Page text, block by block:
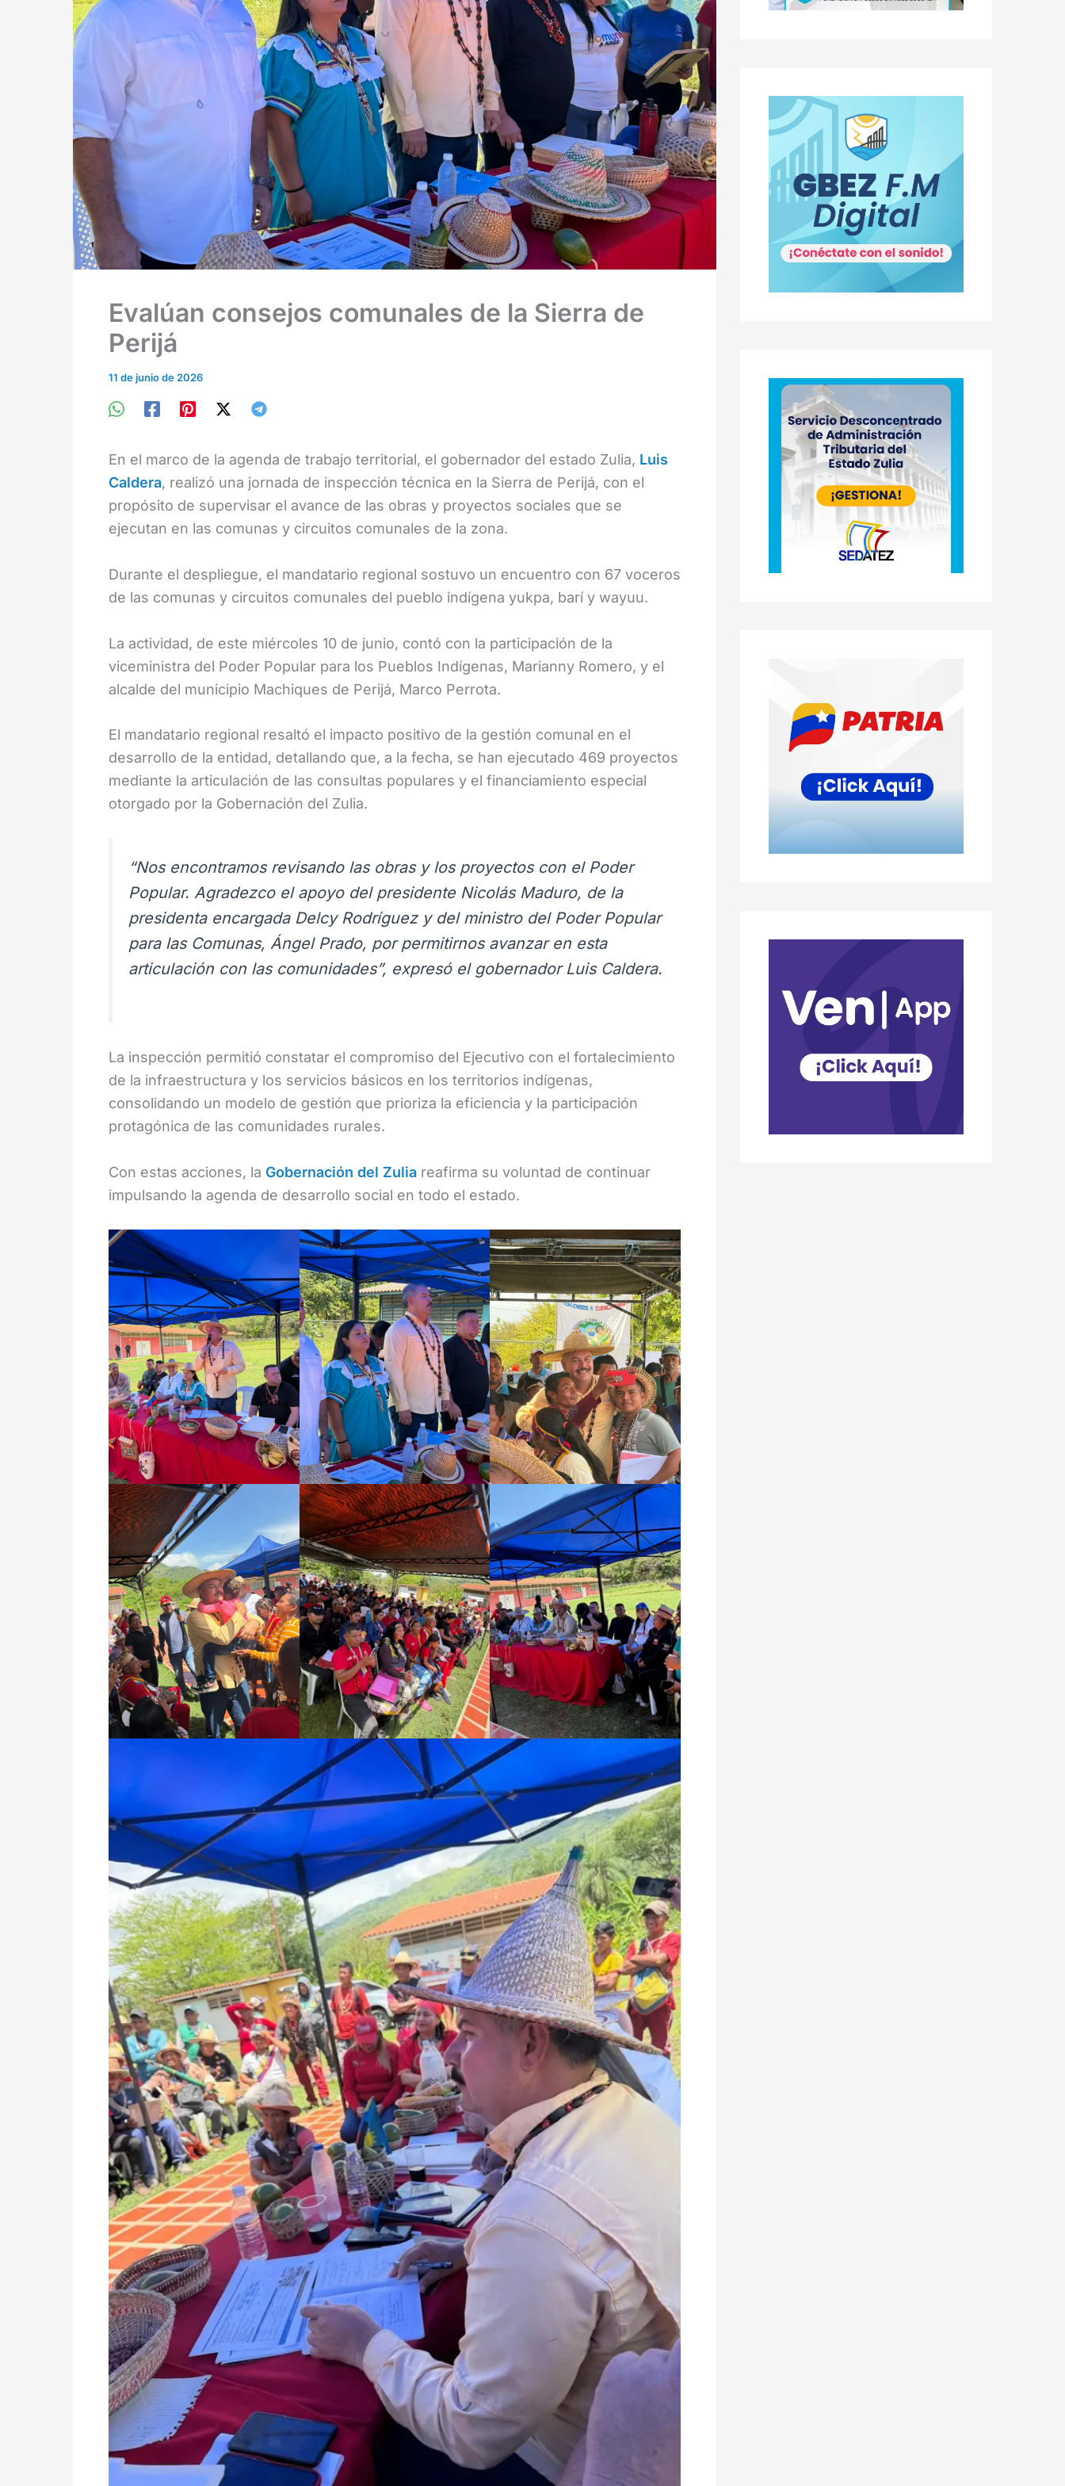
Evalúan consejos comunales de la Sierra de
Perijá
11 de junio de 2026
En el marco de la agenda de trabajo territorial, el gobernador del estado Zulia, Luis
Caldera, realizó una jornada de inspección técnica en la Sierra de Perijá, con el
propósito de supervisar el avance de las obras y proyectos sociales que se
ejecutan en las comunas y circuitos comunales de la zona.
Durante el despliegue, el mandatario regional sostuvo un encuentro con 67 voceros
de las comunas y circuitos comunales del pueblo indígena yukpa, barí y wayuu.
La actividad, de este miércoles 10 de junio, contó con la participación de la
viceministra del Poder Popular para los Pueblos Indígenas, Marianny Romero, y el
alcalde del municipio Machiques de Perijá, Marco Perrota.
El mandatario regional resaltó el impacto positivo de la gestión comunal en el
desarrollo de la entidad, detallando que, a la fecha, se han ejecutado 469 proyectos
mediante la articulación de las consultas populares y el financiamiento especial
otorgado por la Gobernación del Zulia.
“Nos encontramos revisando las obras y los proyectos con el Poder
Popular. Agradezco el apoyo del presidente Nicolás Maduro, de la
presidenta encargada Delcy Rodríguez y del ministro del Poder Popular
para las Comunas, Ángel Prado, por permitirnos avanzar en esta
articulación con las comunidades”, expresó el gobernador Luis Caldera.
La inspección permitió constatar el compromiso del Ejecutivo con el fortalecimiento
de la infraestructura y los servicios básicos en los territorios indígenas,
consolidando un modelo de gestión que prioriza la eficiencia y la participación
protagónica de las comunidades rurales.
Con estas acciones, la Gobernación del Zulia reafirma su voluntad de continuar
impulsando la agenda de desarrollo social en todo el estado.